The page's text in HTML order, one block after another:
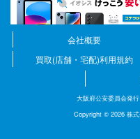
会社概要
買取(店舗・宅配)利用規約
大阪府公安委員会発
Copyright © 2026 株